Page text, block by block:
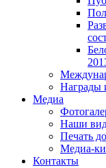
Награды
Медиа
Наши
Печать
Медиа-
Контакты